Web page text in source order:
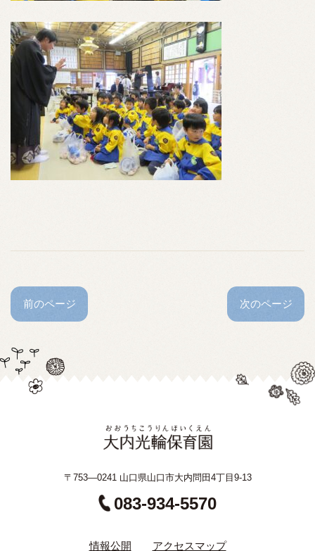
前のページ 次のページ
〒753—0241 山口県山口市大内問田4丁目9-13
083-934-5570
情報公開 アクセスマップ